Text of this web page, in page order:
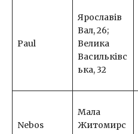
Paul
Ярославів
Вал, 26;
Велика
Васильківс
ька, 32
Nebos
Мала
Житомирс